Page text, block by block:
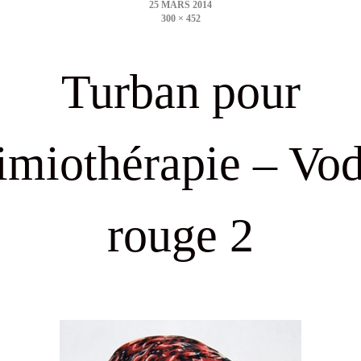
size
Turban pour
–
rouge 2